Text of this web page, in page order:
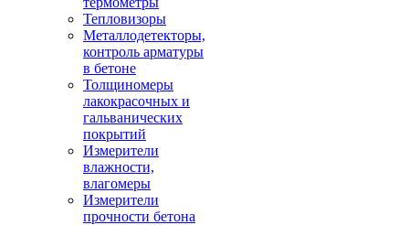
Тепловизоры
Металлодетекторы,
контроль арматуры
в бетоне
Толщиномеры
лакокрасочных и
гальванических
покрытий
Измерители
влажности,
влагомеры
Измерители
прочности бетона